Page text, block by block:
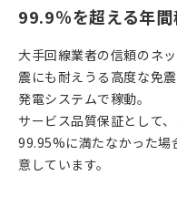
99.9％を超える年
大手回線業者の信頼のネ
震にも耐えうる高度な免
発電システムで稼動。
サービス品質保証として
99.95%に満たなかった
意しています。